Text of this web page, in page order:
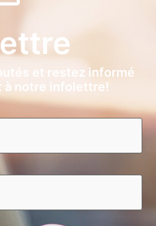
et restez informé
à notre infolettre!